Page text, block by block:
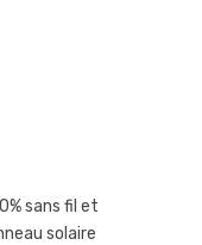
sans fil et
solaire